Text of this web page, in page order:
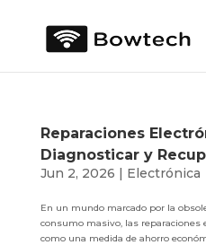
Reparaciones
Diagnosticar y
Jun 2, 2026 | Electrónica
En un mundo marcado por la
consumo masivo, las reparaciones
como una medida de ahorro